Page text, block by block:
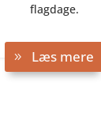
flagdage.
Læs mere